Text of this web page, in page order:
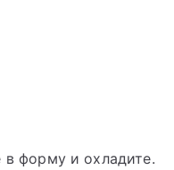
форму и охладите.